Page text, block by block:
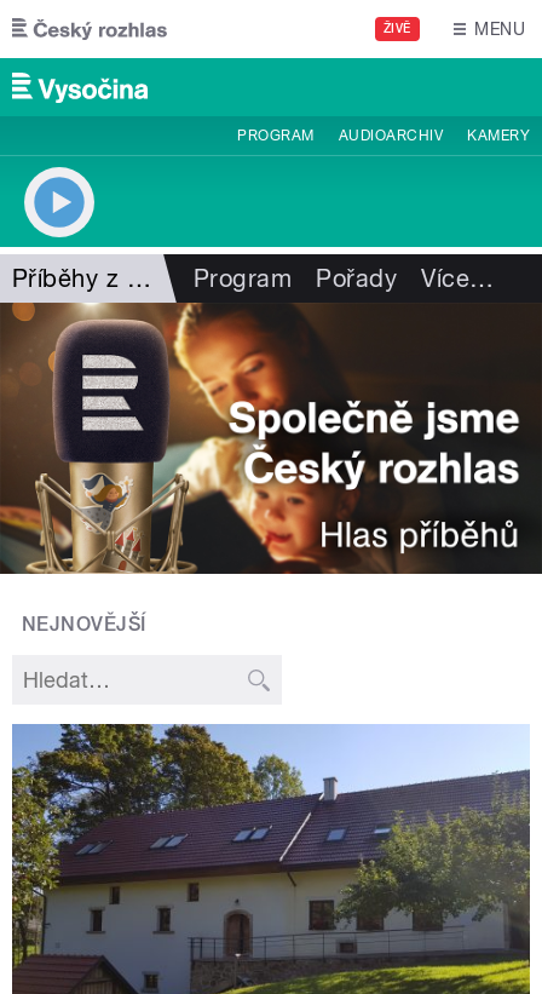
Přejít k hlavnímu obsahu
ŽIVĚ MENU
PROGRAM AUDIOARCHIV KAMERY
Příběhy z Vysočiny Program Pořady Více…
NEJNOVĚJŠÍ